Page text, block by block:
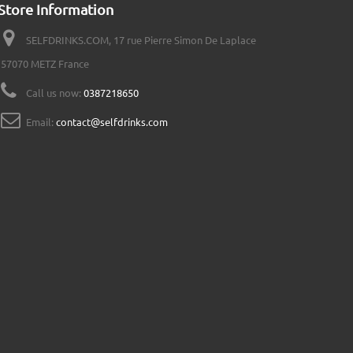
Information
SELFDRINKS.COM, 17 rue Pierre Simon De Laplace
57070 METZ France
Call us now: 0387218650
Email: contact@selfdrinks.com